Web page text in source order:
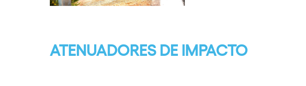
ATENUADORES DE IMPACTO